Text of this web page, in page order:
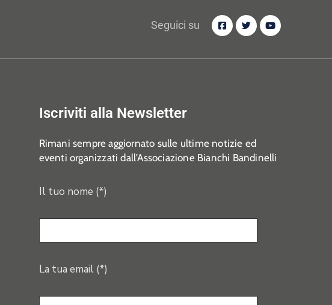
Seguici su
Iscriviti alla Newsletter
Rimani sempre aggiornato sulle ultime notizie ed
eventi organizzati dall’Associazione Bianchi Bandinelli
Il tuo nome (*)
La tua email (*)